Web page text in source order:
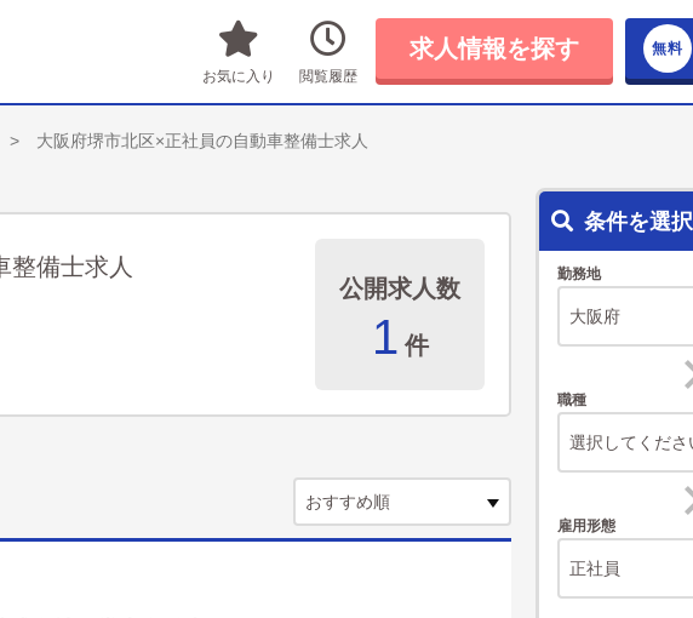
お気に入り 閲覧履歴
求人情報を探す
大阪府堺市北区×正社員の自動車整備士求人
整備士求人
公開求人数
1 件
条件を選
勤務地
職種
選択してくださ
雇用形態
正社員